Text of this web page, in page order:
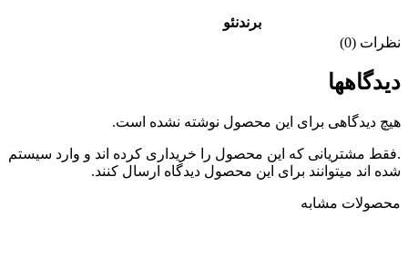
برندنئو
نظرات (0)
دیدگاهها
هیچ دیدگاهی برای این محصول نوشته نشده است.
.فقط مشتریانی که این محصول را خریداری کرده اند و وارد سیستم
شده اند میتوانند برای این محصول دیدگاه ارسال کنند.
محصولات مشابه